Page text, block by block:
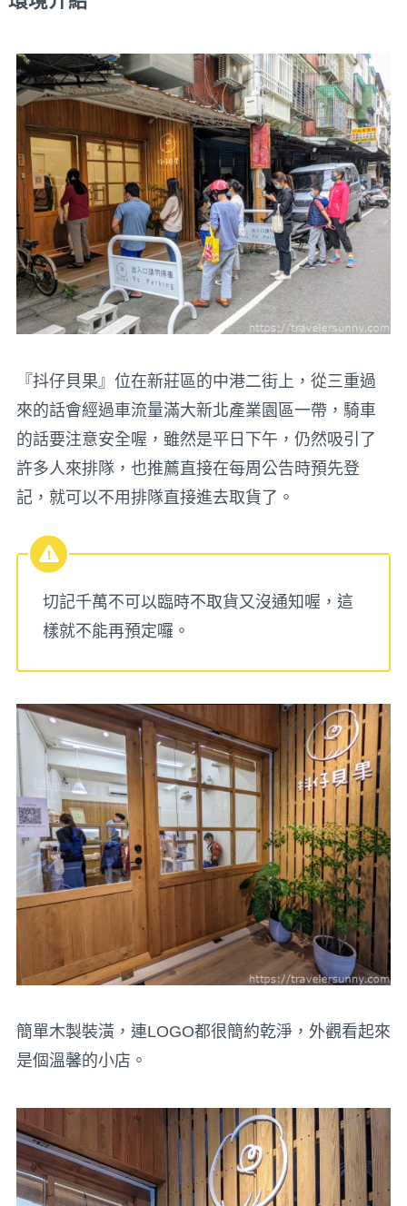
『抖仔貝果』位在新莊區的中港二街上，從三重過
來的話會經過車流量滿大新北產業園區一帶，騎車
的話要注意安全喔，雖然是平日下午，仍然吸引了
許多人來排隊，也推薦直接在每周公告時預先登
記，就可以不用排隊直接進去取貨了。
切記千萬不可以臨時不取貨又沒通知喔，這
樣就不能再預定囉。
簡單木製裝潢，連LOGO都很簡約乾淨，外觀看起來
是個溫馨的小店。